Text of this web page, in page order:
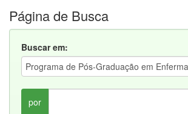
Página de Busca
Buscar em:
por